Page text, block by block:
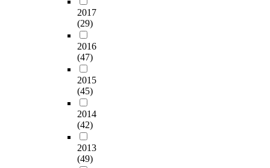
2017
(29)
2016
(47)
2015
(45)
2014
(42)
2013
(49)